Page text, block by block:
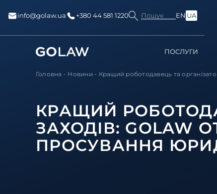
info@golaw.ua +380 44 581 1220 Пошук EN UA
ПОСЛУГИ
Головна - Новини - Кращий роботодавець та
КРАЩИЙ
ЗАХОДІВ: GOLAW
ПРОСУВАННЯ